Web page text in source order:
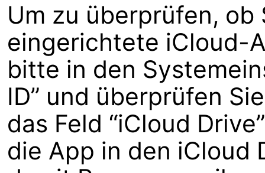
Um zu überprüfen,
eingerichtete iCloud-
bitte in den
ID” und überprüfen
das Feld “iCloud
die App in den iCloud